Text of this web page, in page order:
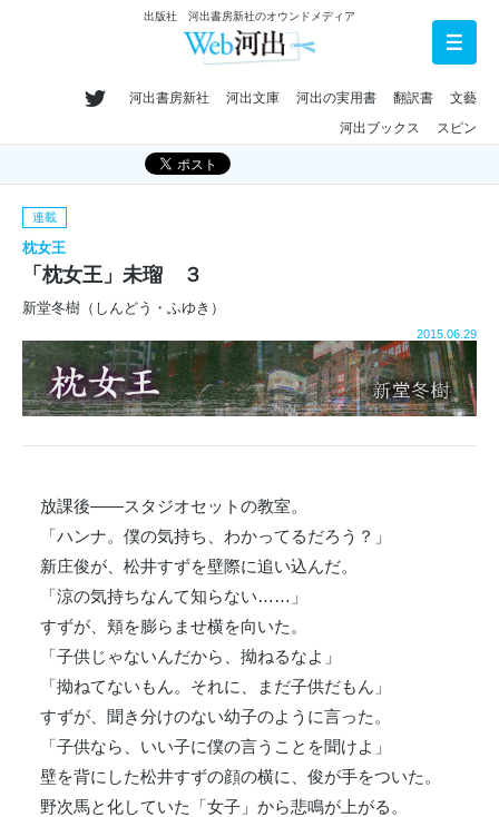
出版社 河出書房新社のオウンドメディア
河出書房新社 河出文庫 河出の実用書 翻訳書
文藝
河出ブックス
スピン
連載
枕女王
「枕女王」未瑠 ３
新堂冬樹（しんどう・ふゆき）
2015.06.29
放課後――スタジオセットの教室。
「ハンナ。僕の気持ち、わかってるだろう？」
新庄俊が、松井すずを壁際に追い込んだ。
「涼の気持ちなんて知らない……」
すずが、頬を膨らませ横を向いた。
「子供じゃないんだから、拗ねるなよ」
「拗ねてないもん。それに、まだ子供だもん」
すずが、聞き分けのない幼子のように言った。
「子供なら、いい子に僕の言うことを聞けよ」
壁を背にした松井すずの顔の横に、俊が手をついた。
野次馬と化していた「女子」から悲鳴が上がる。